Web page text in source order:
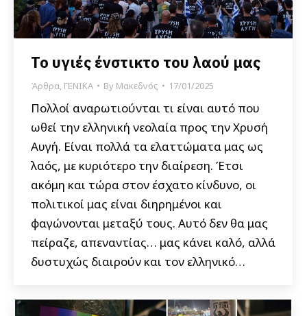
Το υγιές ένστικτο του λαού μας
Άρθρα, ΓΕΝΙΚΑ By Μακεδνός 17/01/2025
Πολλοί αναρωτιούνται τι είναι αυτό που
ωθεί την ελληνική νεολαία προς την Χρυσή
Αυγή. Είναι πολλά τα ελαττώματα μας ως
λαός, με κυριότερο την διαίρεση. Έτσι
ακόμη και τώρα στον έσχατο κίνδυνο, οι
πολιτικοί μας είναι διηρημένοι και
φαγώνονται μεταξύ τους. Αυτό δεν θα μας
πείραζε, απεναντίας… μας κάνει καλό, αλλά
δυστυχώς διαιρούν και τον ελληνικό…